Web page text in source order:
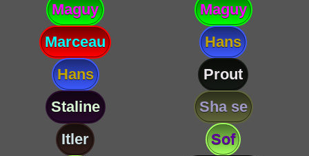
Maguy
Maguy
Marceau
Hans
Hans
Prout
Staline
Sha se
Itler
Sof